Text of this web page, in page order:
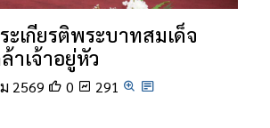
ะเกียรติพระบาทสมเด็จ
าเจ้าอยู่หัว
2569 0 291